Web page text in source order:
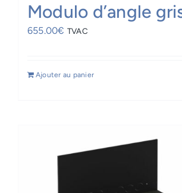
Modulo d’angle
655.00€ TVAC
Ajouter au panier